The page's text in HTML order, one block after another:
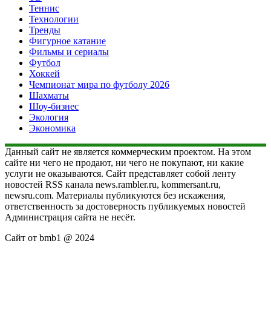
Теннис
Технологии
Тренды
Фигурное катание
Фильмы и сериалы
Футбол
Хоккей
Чемпионат мира по футболу 2026
Шахматы
Шоу-бизнес
Экология
Экономика
Данный сайт не является коммерческим проектом. На этом
сайте ни чего не продают, ни чего не покупают, ни какие
услуги не оказываются. Сайт представляет собой ленту
новостей RSS канала news.rambler.ru, kommersant.ru,
newsru.com. Материалы публикуются без искажения,
ответственность за достоверность публикуемых новостей
Администрация сайта не несёт.
Сайт от bmb1 @ 2024